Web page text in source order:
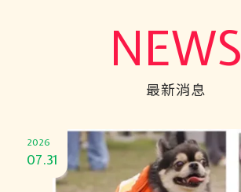
NEWS
最新消息
2026
07.31